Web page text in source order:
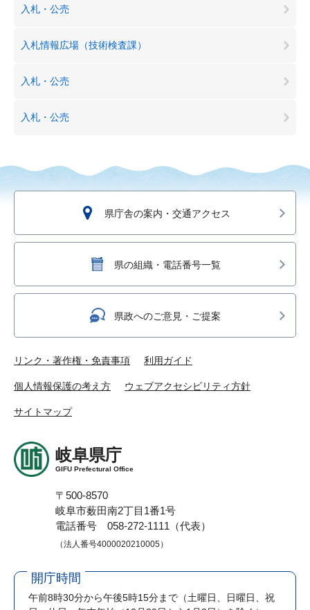
入札・公売
入札情報広場（技術検査課）
入札・公売
入札・公売
県庁舎の案内・交通アクセス
県の組織・電話番号一覧
県政へのご意見・ご提案
リンク・著作権・免責事項 利用ガイド
個人情報保護の考え方 ウェブアクセシビリティ方針
サイトマップ
岐阜県庁
GIFU Prefectural Office
〒500-8570
岐阜市薮田南2丁目1番1号
電話番号 058-272-1111（代表）
（法人番号4000020210005）
開庁時間
午前8時30分から午後5時15分まで （土曜日、日曜日、祝